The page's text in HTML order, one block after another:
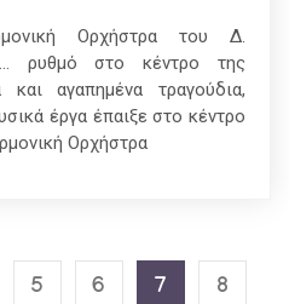
Ορχήστρα του Δ.
ρυθμό στο κέντρο της
και αγαπημένα τραγούδια,
έργα έπαιξε στο κέντρο
Ορχήστρα
5 6 7
8